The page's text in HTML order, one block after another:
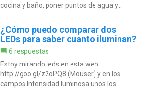
cocina y baño, poner puntos de agua y...
¿Cómo puedo comparar dos
LEDs para saber cuanto iluminan?
6 respuestas
Estoy mirando leds en esta web
http://goo.gl/z2oPQ8 (Mouser) y en los
campos Intensidad luminosa unos los